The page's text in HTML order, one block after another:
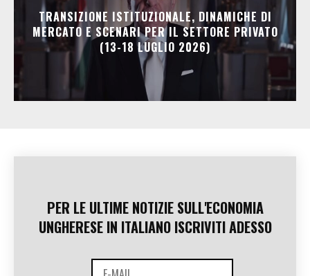
TRANSIZIONE ISTITUZIONALE, DINAMICHE DI
MERCATO E SCENARI PER IL SETTORE PRIVATO
(13-18 LUGLIO 2026)
PER LE ULTIME NOTIZIE SULL'ECONOMIA
UNGHERESE IN ITALIANO ISCRIVITI ADESSO